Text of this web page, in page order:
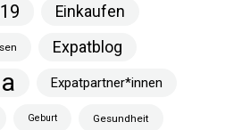
Einkaufen
Expatblog
Expatpartner*innen
Geburt Gesundheit